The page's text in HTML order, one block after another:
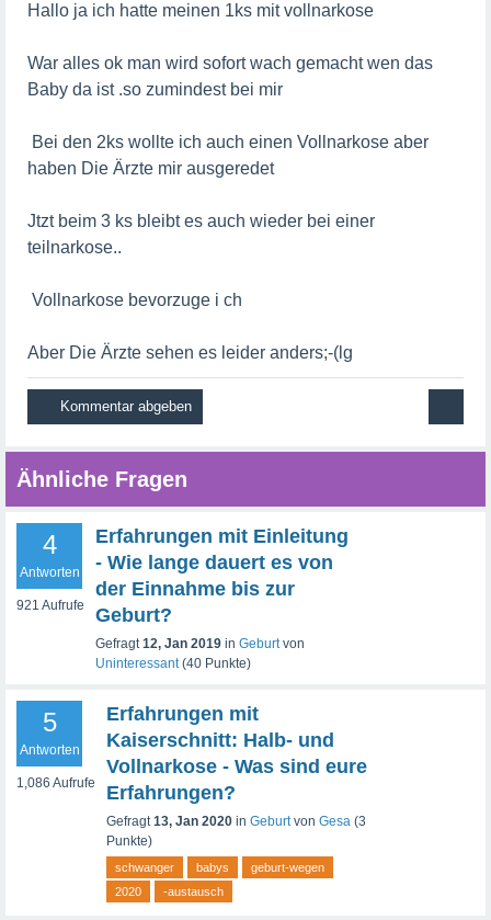
Hallo ja ich hatte meinen 1ks mit vollnarkose
War alles ok man wird sofort wach gemacht wen das
Baby da ist .so zumindest bei mir
Bei den 2ks wollte ich auch einen Vollnarkose aber
haben Die Ärzte mir ausgeredet
Jtzt beim 3 ks bleibt es auch wieder bei einer
teilnarkose..
Vollnarkose bevorzuge i ch
Aber Die Ärzte sehen es leider anders;-(lg
Ähnliche Fragen
4
Antworten
921 Aufrufe
Erfahrungen mit Einleitung
- Wie lange dauert es von
der Einnahme bis zur
Geburt?
Gefragt 12, Jan 2019 in Geburt von
Uninteressant (40 Punkte)
5
Antworten
1,086 Aufrufe
Erfahrungen mit
Kaiserschnitt: Halb- und
Vollnarkose - Was sind eure
Erfahrungen?
Gefragt 13, Jan 2020 in Geburt von Gesa (3
Punkte)
schwanger babys
geburt-wegen
2020
-austausch